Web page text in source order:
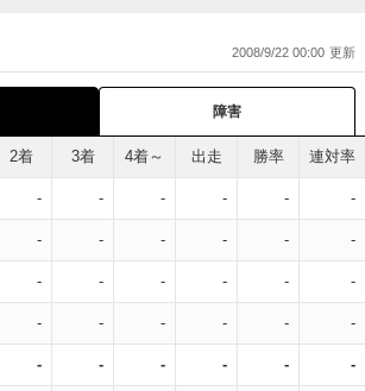
2008/9/22 00:00
障害
2着 3着 4着～ 出走 勝率 連対率
- - - - - -
- - - - - -
- - - - - -
- - - - - -
- - - - - -